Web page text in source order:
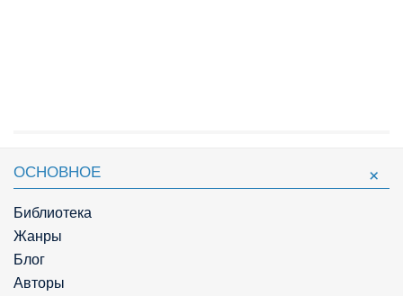
ОСНОВНОЕ
Библиотека
Жанры
Блог
Авторы